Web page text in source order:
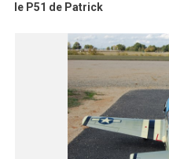
le P51 de Patrick